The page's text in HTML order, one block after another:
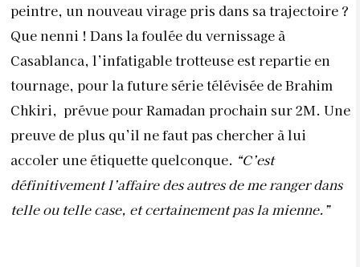
peintre, un nouveau virage pris dans sa trajectoire ?
Que nenni ! Dans la foulée du vernissage à
Casablanca, l’infatigable trotteuse est repartie en
tournage, pour la future série télévisée de Brahim
Chkiri, prévue pour Ramadan prochain sur 2M. Une
preuve de plus qu’il ne faut pas chercher à lui
accoler une étiquette quelconque. “C’est
définitivement l’affaire des autres de me ranger dans
telle ou telle case, et certainement pas la mienne.”